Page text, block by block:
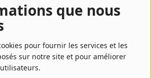
que nous
pour fournir les services et les
sur notre site et pour améliorer
Oelhoffen…. Antigone, symbole de